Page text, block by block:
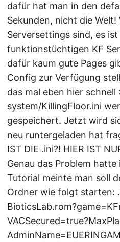
dafür hat man in den
Sekunden, nicht die Welt!
Serversettings sind, es
funktionstüchtigen KF
dafür kaum gute Pages
Config zur Verfügung
das mal eben hier
system/KillingFloor.ini
gespeichert. Jetzt wird
neu runtergeladen hat
IST DIE .ini?! HIER IST
Genau das Problem hatte
Tutorial meinte man soll
Ordner wie folgt starten: